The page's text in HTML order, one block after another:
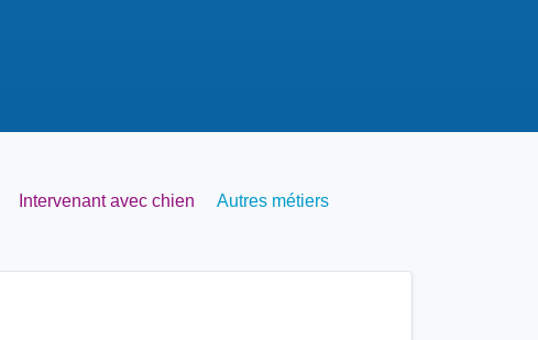
Intervenant avec chien Autres métiers